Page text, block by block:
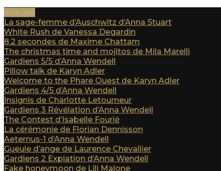
A la une
La sage-femme d’Auschwitz d’Anna Stuart
White Rush de Vanessa Degardin
8.2 secondes de Maxime Chattam
The christmas time and mojitos de Mila Marelli
Gardiens 5/5 d’Anna Wendell
Pillow talk de Karyn Adler
Welcome to the Phare Ouest de Karyn Adler
Gardiens 4/5 d’Anna Wendell
Insignis de Charlotte Letourneur
Gardiens 3 Révélation d’Anna Wendell
The Contest d’Isabelle Fourié
La cérémonie de Florian Dennisson
Aeternus-1 d’Anna Wendell
Gueule d’ange de Laurence Chevallier
Gardiens 2 Expiation d’Anna Wendell
Fake honeymoon de Lili Malone